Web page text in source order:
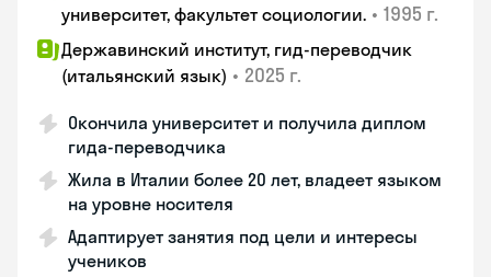
университет, факультет социологии. • 1995 г.
Державинский институт, гид-переводчик
(итальянский язык) • 2025 г.
Окончила университет и получила диплом
гида-переводчика
Жила в Италии более 20 лет, владеет языком
на уровне носителя
Адаптирует занятия под цели и интересы
учеников